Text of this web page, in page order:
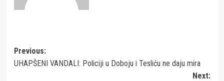
Post
navigation
Previous:
UHAPŠENI VANDALI: Policiji u Doboju i Tesliću ne daju mira
Next: